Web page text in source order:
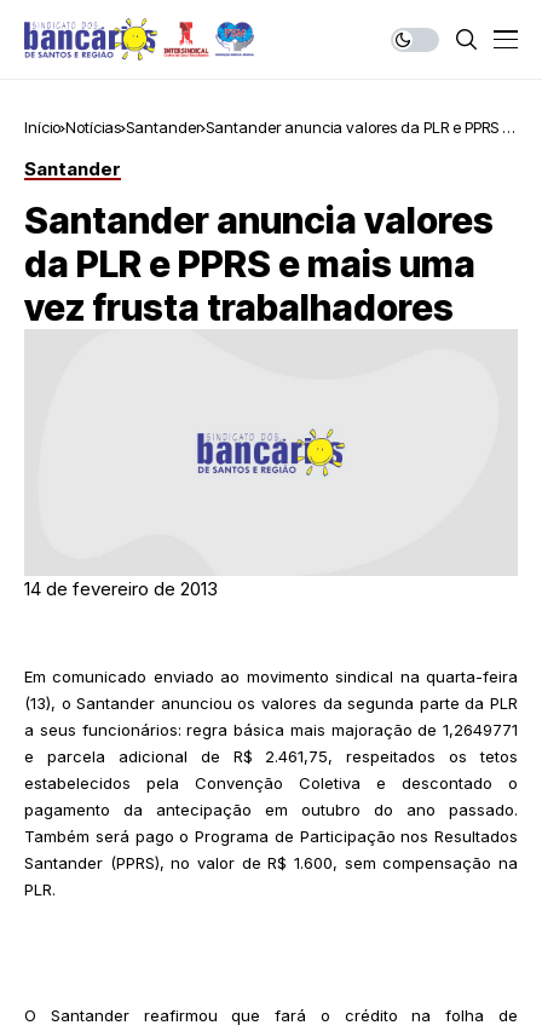
Início Notícias Santander Santander anuncia valores da PLR e PPRS e
Santander
Santander anuncia valores
da PLR e PPRS e mais uma
vez frusta trabalhadores
14 de fevereiro de 2013
Em comunicado enviado ao movimento sindical na quarta-feira
(13), o Santander anunciou os valores da segunda parte da PLR
a seus funcionários: regra básica mais majoração de 1,2649771
e parcela adicional de R$ 2.461,75, respeitados os tetos
estabelecidos pela Convenção Coletiva e descontado o
pagamento da antecipação em outubro do ano passado.
Também será pago o Programa de Participação nos Resultados
Santander (PPRS), no valor de R$ 1.600, sem compensação na
PLR.
O Santander reafirmou que fará o crédito na folha de